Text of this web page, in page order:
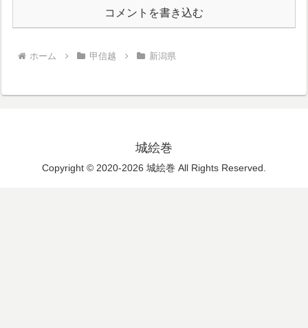
コメントを書き込む
ホーム 甲信越 新潟県
城絵巻
Copyright © 2020-2026 城絵巻 All Rights Reserved.